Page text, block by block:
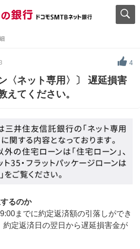
4
〈ネット専用〉〕 遅延損害
えてください。
るのか
までに約定返済額の引落しができ
約定返済日の翌日から遅延損害金が